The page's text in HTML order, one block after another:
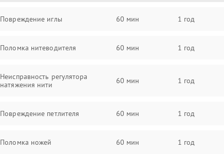
Повреждение иглы 60 мин 1 год
Поломка нитеводителя 60 мин 1 год
Неисправность регулятора
натяжения нити
60 мин 1 год
Повреждение петлителя 60 мин 1 год
Поломка ножей 60 мин 1 год